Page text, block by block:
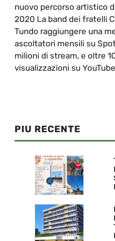
nuovo percorso artistico
2020 La band dei fratelli
Tundo raggiungere una
ascoltatori mensili su
milioni di stream, e oltre
visualizzazioni su
PIU RECENTE